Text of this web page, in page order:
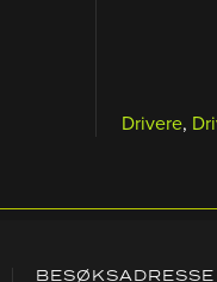
Drivere,
BESØKSADRESSE